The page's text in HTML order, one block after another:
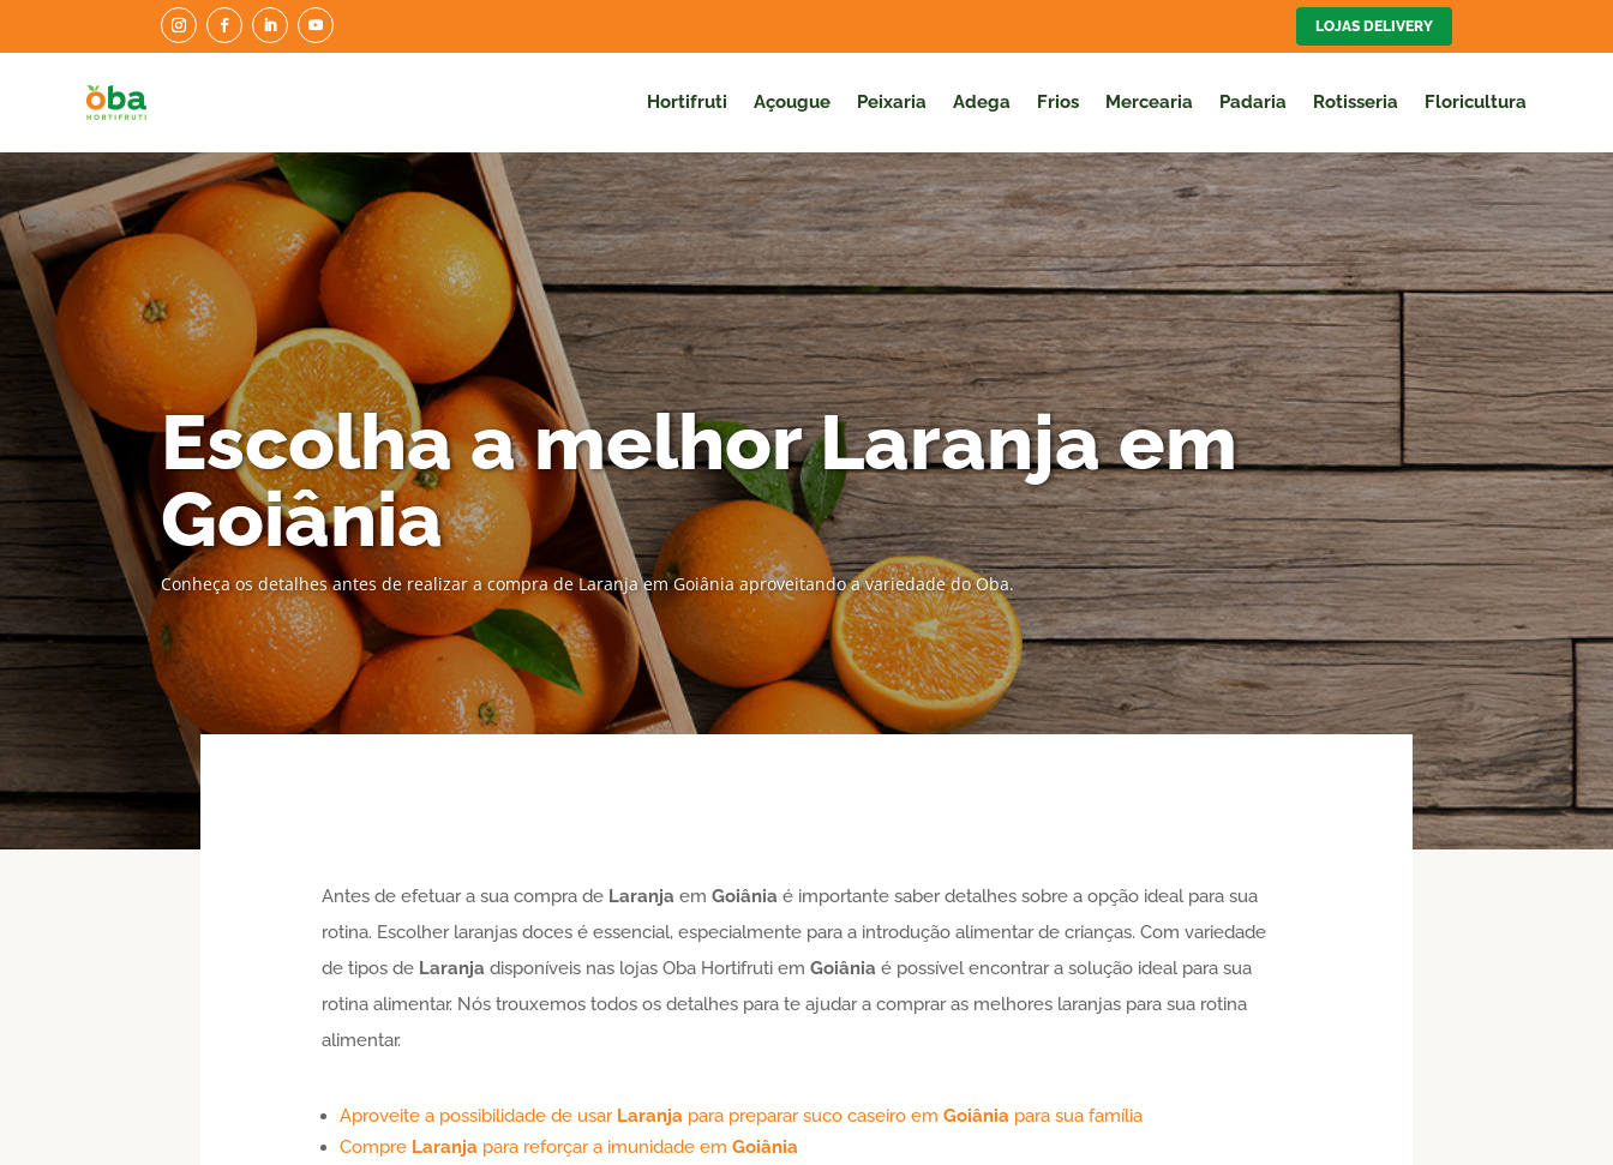
LOJAS DELIVERY
Hortifruti Açougue Peixaria Adega Frios Mercearia Padaria Rotisseria Floricultura
Escolha a melhor Laranja em
Goiânia
Conheça os detalhes antes de realizar a compra de Laranja em Goiânia aproveitando a variedade do Oba.
Antes de efetuar a sua compra de Laranja em Goiânia é importante saber detalhes sobre a opção ideal para sua
rotina. Escolher laranjas doces é essencial, especialmente para a introdução alimentar de crianças. Com variedade
de tipos de Laranja disponíveis nas lojas Oba Hortifruti em Goiânia é possível encontrar a solução ideal para sua
rotina alimentar. Nós trouxemos todos os detalhes para te ajudar a comprar as melhores laranjas para sua rotina
alimentar.
Aproveite a possibilidade de usar Laranjapara preparar suco caseiro em Goiâniapara sua família
Compre Laranjapara reforçar a imunidade em Goiânia